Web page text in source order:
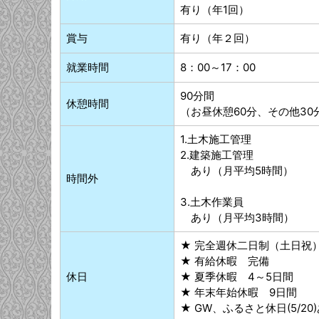
有り（年1回）
賞与 有り（年２回）
就業時間 8：00～17：00
休憩時間
90分間
（お昼休憩60分、その他30
時間外
1.土木施工管理
2.建築施工管理
あり（月平均5時間）
3.土木作業員
あり（月平均3時間）
休日
★ 完全週休二日制（土日祝）
★ 有給休暇 完備
★ 夏季休暇 4～5日間
★ 年末年始休暇 9日間
★ GW、ふるさと休日(5/20)